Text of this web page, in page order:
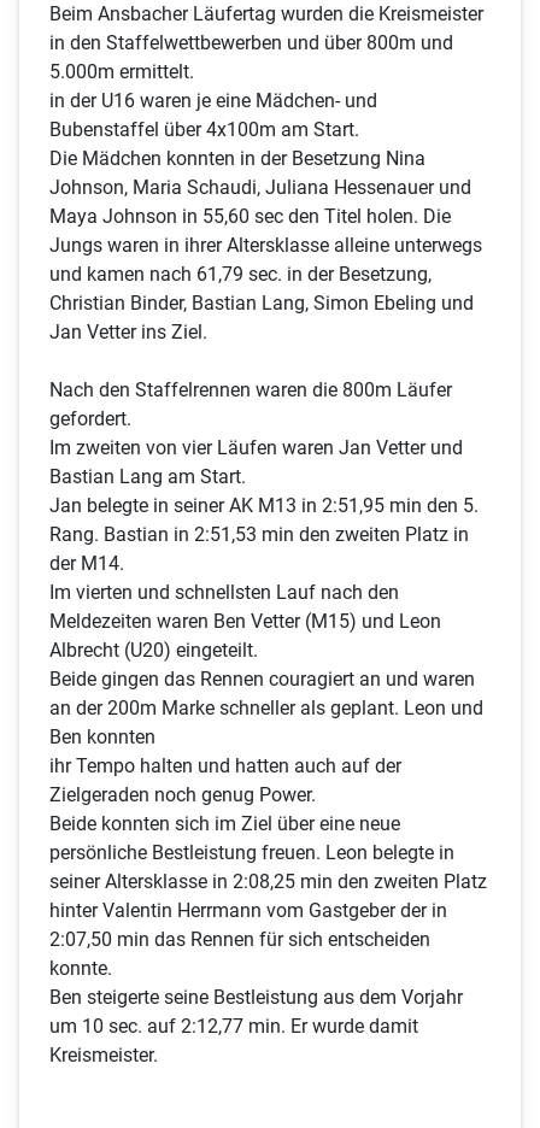
Beim Ansbacher Läufertag wurden die Kreismeister
in den Staffelwettbewerben und über 800m und
5.000m ermittelt.
in der U16 waren je eine Mädchen- und
Bubenstaffel über 4x100m am Start.
Die Mädchen konnten in der Besetzung Nina
Johnson, Maria Schaudi, Juliana Hessenauer und
Maya Johnson in 55,60 sec den Titel holen. Die
Jungs waren in ihrer Altersklasse alleine unterwegs
und kamen nach 61,79 sec. in der Besetzung,
Christian Binder, Bastian Lang, Simon Ebeling und
Jan Vetter ins Ziel.
Nach den Staffelrennen waren die 800m Läufer
gefordert.
Im zweiten von vier Läufen waren Jan Vetter und
Bastian Lang am Start.
Jan belegte in seiner AK M13 in 2:51,95 min den 5.
Rang. Bastian in 2:51,53 min den zweiten Platz in
der M14.
Im vierten und schnellsten Lauf nach den
Meldezeiten waren Ben Vetter (M15) und Leon
Albrecht (U20) eingeteilt.
Beide gingen das Rennen couragiert an und waren
an der 200m Marke schneller als geplant. Leon und
Ben konnten
ihr Tempo halten und hatten auch auf der
Zielgeraden noch genug Power.
Beide konnten sich im Ziel über eine neue
persönliche Bestleistung freuen. Leon belegte in
seiner Altersklasse in 2:08,25 min den zweiten Platz
hinter Valentin Herrmann vom Gastgeber der in
2:07,50 min das Rennen für sich entscheiden
konnte.
Ben steigerte seine Bestleistung aus dem Vorjahr
um 10 sec. auf 2:12,77 min. Er wurde damit
Kreismeister.